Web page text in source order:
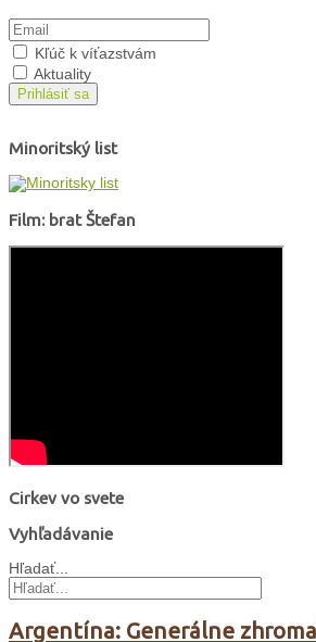
Kľúč k víťazstvám
Aktuality
Prihlásiť sa
Minoritský list
Film: brat Štefan
Cirkev vo svete
Vyhľadávanie
Hľadať...
Argentína: Generálne